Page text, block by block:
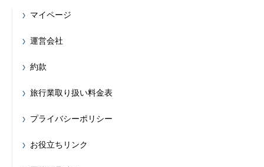
マイページ
運営会社
約款
旅行業取り扱い料金表
プライバシーポリシー
お役立ちリンク